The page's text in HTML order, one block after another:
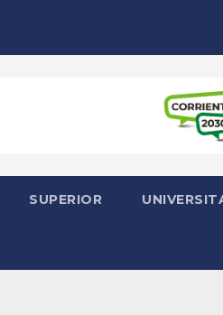
SUPERIOR